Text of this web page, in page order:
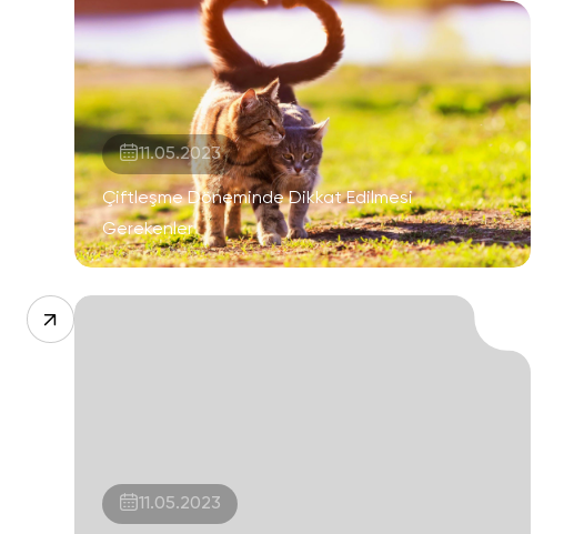
11.05.2023
Çiftleşme Döneminde Dikkat Edilmesi
Gerekenler
11.05.2023